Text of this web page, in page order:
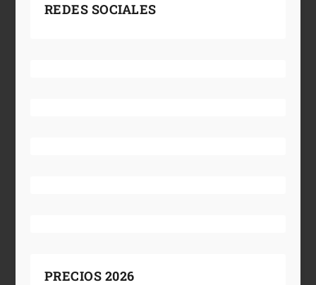
REDES SOCIALES
PRECIOS 2026